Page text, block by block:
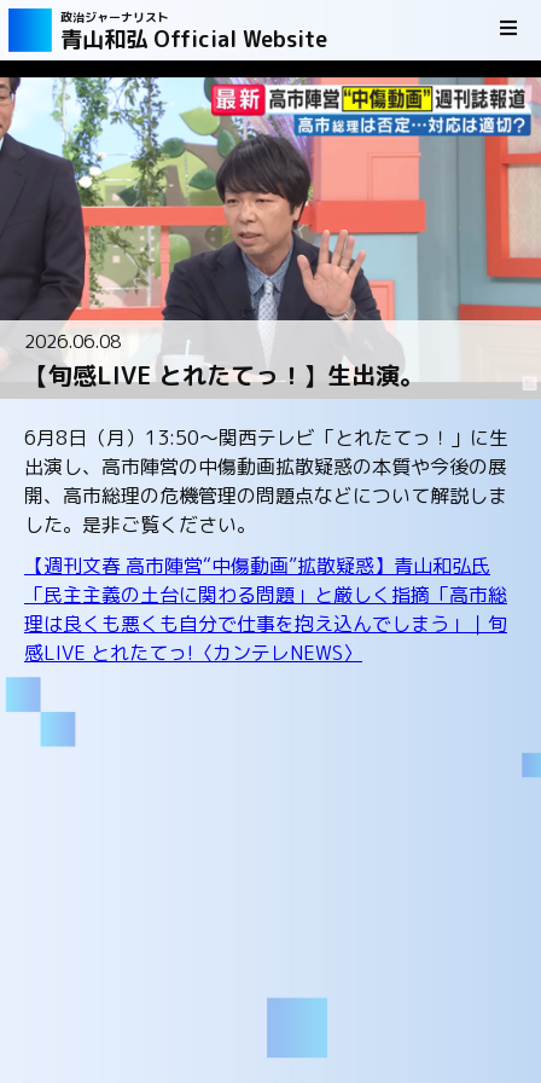
政治ジャーナリスト
青山和弘 Official Website
2026.06.08
【旬感LIVE とれたてっ！】生出演。
6月8日（月）13:50～関西テレビ「とれたてっ！」に生
出演し、高市陣営の中傷動画拡散疑惑の本質や今後の展
開、高市総理の危機管理の問題点などについて解説しま
した。是非ご覧ください。
【週刊文春 高市陣営“中傷動画”拡散疑惑】青山和弘氏
「民主主義の土台に関わる問題」と厳しく指摘「高市総
理は良くも悪くも自分で仕事を抱え込んでしまう」｜旬
感LIVE とれたてっ!〈カンテレNEWS〉